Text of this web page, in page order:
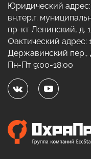
Юридический адрес:
вн.тер.г.
пр-кт Ленинский, д.
Фактический адрес:
Державинский пер.,
Пн-Пт 9:00-18:00